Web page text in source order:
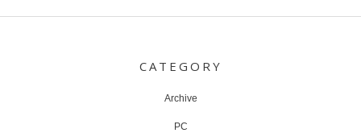
navigation
CATEGORY
Archive
PC